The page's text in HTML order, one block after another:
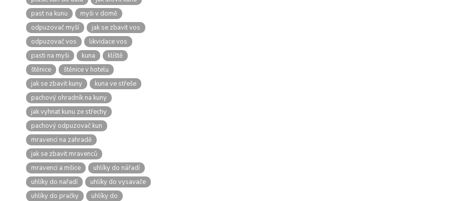
past na kunu
myši v domě
odpuzovač myší
jak se zbavit vos
odpuzovač vos
likvidace vos
pasti na myši
kuna
klíště
štěnice
štěnice v hotelu
jak se zbavit kuny
kuna ve střeše
pachový ohradník na kuny
jak vyhnat kunu ze střechy
pachový odpuzovač kun
mravenci na zahradě
jak se zbavit mravenců
mravenci a mšice
uhlíky do nářadí
uhlíky do nařadí
uhlíky do vysavače
uhlíky do pračky
uhlíky do